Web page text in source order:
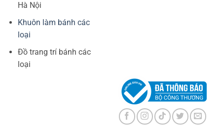
Hà Nội
Khuôn làm bánh các
loại
Đồ trang trí bánh các
loại